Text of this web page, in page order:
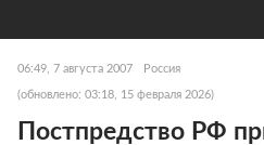
06:49, 7 августа 2007 Россия
(обновлено: 03:18, 15 февраля 2026)
Постпредство РФ